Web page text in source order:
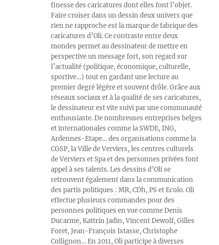
finesse des caricatures dont elles font l’objet.
Faire croiser dans un dessin deux univers que
rien ne rapproche est la marque de fabrique des
caricatures d’Oli. Ce contraste entre deux
mondes permet au dessinateur de mettre en
perspective un message fort, son regard sur
l’actualité (politique, économique, culturelle,
sportive…) tout en gardant une lecture au
premier degré légère et souvent drôle. Grâce aux
réseaux sociaux et à la qualité de ses caricatures,
le dessinateur est vite suivi par une communauté
enthousiaste. De nombreuses entreprises belges
et internationales comme la SWDE, ING,
Ardennes-Etape… des organisations comme la
CGSP, la Ville de Verviers, les centres culturels
de Verviers et Spa et des personnes privées font
appel à ses talents. Les dessins d’Oli se
retrouvent également dans la communication
des partis politiques : MR, CDh, PS et Ecolo. Oli
effectue plusieurs commandes pour des
personnes politiques en vue comme Denis
Ducarme, Kattrin Jadin, Vincent Dewolf, Gilles
Foret, Jean-François Istasse, Christophe
Collignon… En 2011, Oli participe à diverses